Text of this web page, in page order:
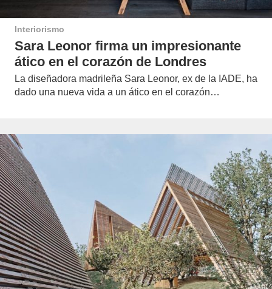
Interiorismo
Sara Leonor firma un impresionante
ático en el corazón de Londres
La diseñadora madrileña Sara Leonor, ex de la IADE, ha
dado una nueva vida a un ático en el corazón…